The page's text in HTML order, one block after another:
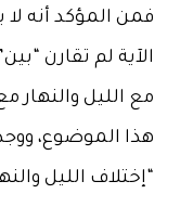
فمن المؤكد أنه
الآية لم تقارن
مع الليل والنهار
هذا الموضوع،
“إختلاف الليل